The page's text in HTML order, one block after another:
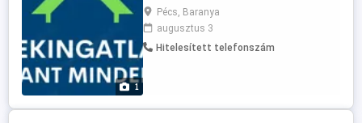
1
Mecsekingatlannál hiszünk abban, hogy a
tapasztalat aranyat ér! Ha még aktív vagy,
szeretsz mozogni, beszélgetni és
szívesen segítenél másoknak álmaik
Pécs, Baranya
augusztus 3
Hitelesített telefonszám